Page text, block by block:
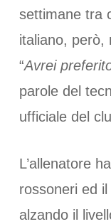
settimane tra
italiano, però,
“Avrei
parole del
ufficiale del
L’allenatore
rossoneri ed
alzando il